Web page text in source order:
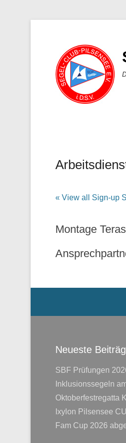
« View all Sign-up
Montage
Neueste
SBF Prüfungen
Inklusionssegeln
Oktoberfestregatta
Ixylon Pilsensee
Fam Cup 2026